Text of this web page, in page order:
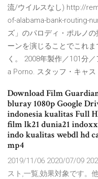
流/ウイルスなし) http://
of-alabama-bank-routing-
ズ」のパロディ・ポルノ
ーンを演じることでこれ
く。 2008年製作／101分
a Porno. スタッフ・キャス
Download Film
bluray 1080p Google
indonesia kualitas Full
film lk21 dunia21
indo kualitas webdl hd
mp4
2019/11/06 2020/07/09
スト,一覧,効果対象です。